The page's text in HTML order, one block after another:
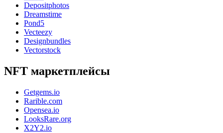
Depositphotos
Dreamstime
Pond5
Vecteezy
Designbundles
Vectorstock
NFT маркетплейсы
Getgems.io
Rarible.com
Opensea.io
LooksRare.org
X2Y2.io